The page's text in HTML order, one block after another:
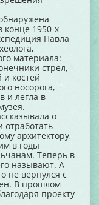
конце 1950-х
Павла
материала:
стрел,
и костей
носорога,
и легла в
о
отработать
архитектору,
в годы
Теперь в
называют. А
не вернулся с
В прошлом
проекту